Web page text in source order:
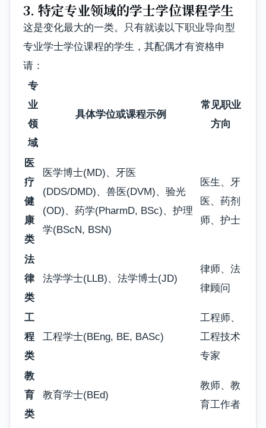
3. 特定专业领域的学士学位课程学生
这是变化最大的一类。只有就读以下职业导向型
专业学士学位课程的学生，其配偶才有资格申
请：
专
业
领
域
具体学位或课程示例
常见职业
方向
医
疗
健
康
类
医学博士(MD)、牙医
(DDS/DMD)、兽医(DVM)、验光
(OD)、药学(PharmD, BSc)、护理
学(BScN, BSN)
医生、牙
医、药剂
师、护士
法
律
类
法学学士(LLB)、法学博士(JD)
律师、法
律顾问
工
程
类
工程学士(BEng, BE, BASc)
工程师、
工程技术
专家
教
育
类
教育学士(BEd)
教师、教
育工作者